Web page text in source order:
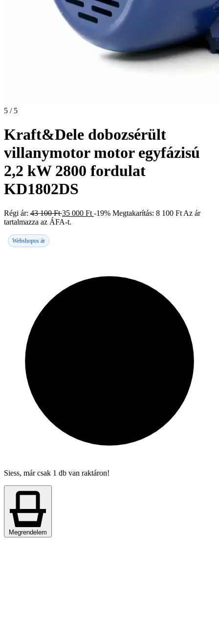
5 / 5
Kraft&Dele dobozsérült
villanymotor motor egyfázisú
2,2 kW 2800 fordulat
KD1802DS
Régi ár: 43 100Ft 35 000 Ft -19% Megtakarítás: 8 100 Ft Az ár
tartalmazza az ÁFA-t.
Webshopos ár
Siess, már csak 1 db van raktáron!
Megrendelem